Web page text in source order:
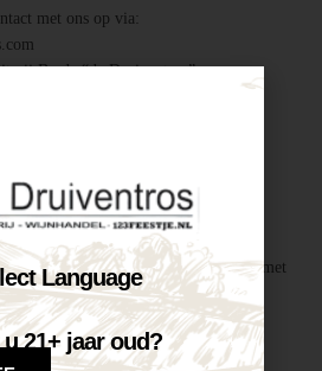
met ons op via:
Breda “de Druiventros”, een
je feest compleet maakt.
Breda
/ info@druiventros.com
zijn vaak snel verhuurd in de
—
– snel geregeld via Druiventros.com, met
Breda “de Druiventros”. Laat het
Language
21+ jaar oud?